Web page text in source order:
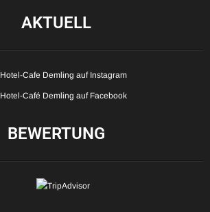
AKTUELL
Hotel-Cafe Demling auf Instagram
Hotel-Café Demling auf Facebook
BEWERTUNG